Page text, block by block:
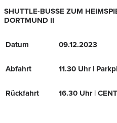
SHUTTLE-BUSSE ZUM
DORTMUND II
Datum 09.12.2023
Abfahrt 11.30 Uhr |
Rückfahrt 16.30 Uhr |